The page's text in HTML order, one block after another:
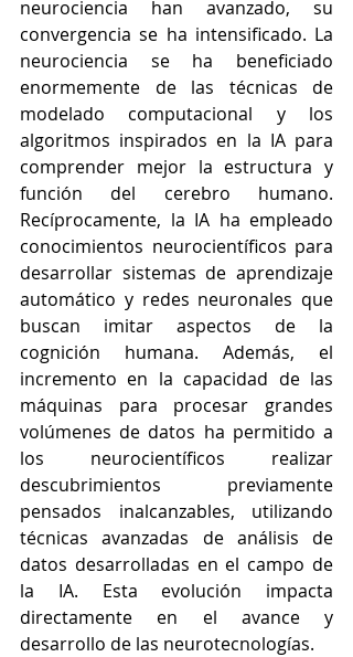
neurociencia han avanzado, su
convergencia se ha intensificado. La
neurociencia se ha beneficiado
enormemente de las técnicas de
modelado computacional y los
algoritmos inspirados en la IA para
comprender mejor la estructura y
función del cerebro humano.
Recíprocamente, la IA ha empleado
conocimientos neurocientíficos para
desarrollar sistemas de aprendizaje
automático y redes neuronales que
buscan imitar aspectos de la
cognición humana. Además, el
incremento en la capacidad de las
máquinas para procesar grandes
volúmenes de datos ha permitido a
los neurocientíficos realizar
descubrimientos previamente
pensados inalcanzables, utilizando
técnicas avanzadas de análisis de
datos desarrolladas en el campo de
la IA. Esta evolución impacta
directamente en el avance y
desarrollo de las neurotecnologías.